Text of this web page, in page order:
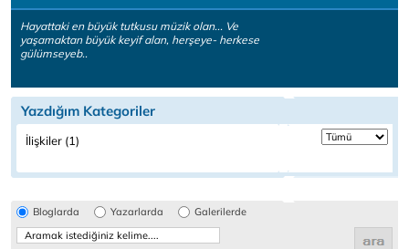
Hayattaki en büyük tutkusu müzik olan... Ve
yaşamaktan büyük keyif alan, herşeye- herkese
gülümseyeb..
Yazdığım Kategoriler
İlişkiler (1)
Bloglarda Yazarlarda Galerilerde